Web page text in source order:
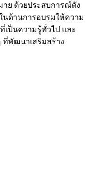
ย ด้วยประสบการณ์ดัง
นด้านการอบรมให้ความ
เป็นความรู้ทั่วไป และ
ที่พัฒนาเสริมสร้าง